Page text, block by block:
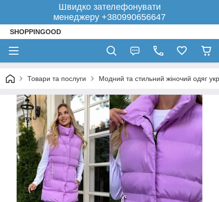
Швидко зателефонувати
менеджеру +380990656647
SHOPPINGOOD
Товари та послуги Модний та стильний жіночий одяг